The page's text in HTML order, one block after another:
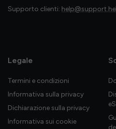
Supporto clienti:
Legale
Termini e condizioni
Informativa sulla privacy
Dichiarazione sulla privacy
Informativa sui cookie